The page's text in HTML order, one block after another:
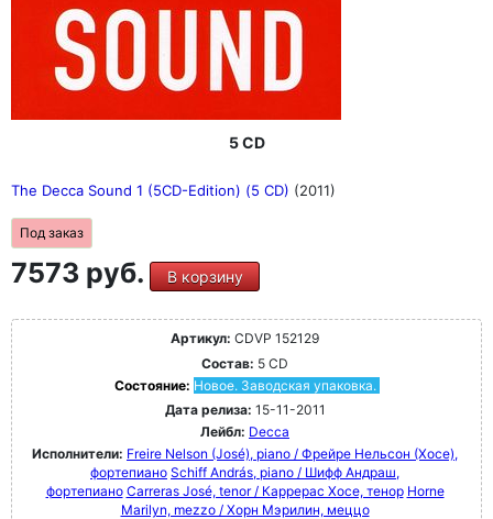
5 CD
The Decca Sound 1 (5CD-Edition) (5 CD) (2011)
Под заказ
7573 руб. В корзину
Артикул: CDVP 152129
Состав: 5 CD
Состояние: Новое. Заводская упаковка.
Дата релиза: 15-11-2011
Лейбл: Decca
Исполнители: Freire Nelson (José), piano / Фрейре Нельсон (Хосе),
фортепиано Schiff András, piano / Шифф Андраш,
фортепиано Carreras José, tenor / Каррерас Хосе, тенор Horne
Marilyn, mezzo / Хорн Мэрилин, меццо